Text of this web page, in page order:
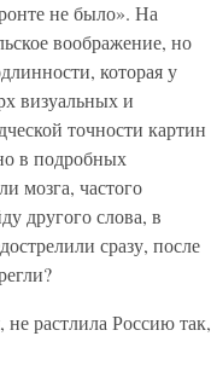
не было». На
воображение, но
которая у
визуальных и
точности картин
в подробных
мозга, частого
другого слова, в
сразу, после
растлила Россию так,